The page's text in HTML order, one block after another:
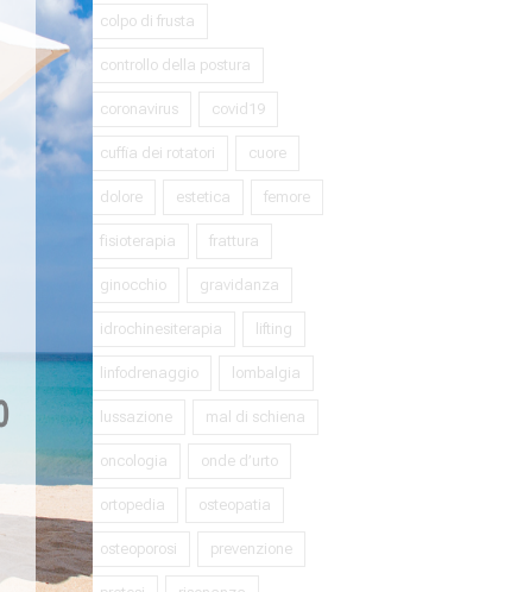
colpo di frusta
controllo della postura
coronavirus covid19
cuffia dei rotatori cuore
dolore estetica femore
fisioterapia frattura
ginocchio gravidanza
idrochinesiterapia lifting
linfodrenaggio lombalgia
lussazione mal di schiena
oncologia onde d’urto
ortopedia osteopatia
osteoporosi prevenzione